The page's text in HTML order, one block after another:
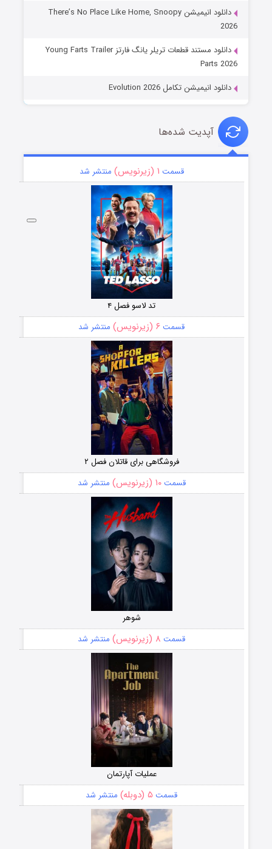
دانلود انیمیشن There’s No Place Like Home, Snoopy
2026
دانلود مستند قطعات تریلر یانگ فارتز Young Farts Trailer
Parts 2026
دانلود انیمیشن تکامل Evolution 2026
آپدیت شده‌ها
قسمت ۱ (زیرنویس) منتشر شد
تد لاسو فصل ۴
قسمت ۶ (زیرنویس) منتشر شد
فروشگاهی برای قاتلان فصل ۲
قسمت۱۰ (زیرنویس) منتشر شد
شوهر
قسمت ۸ (زیرنویس) منتشر شد
عملیات آپارتمان
قسمت ۵ (دوبله) منتشر شد